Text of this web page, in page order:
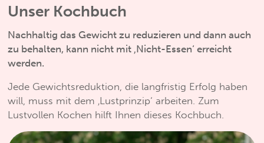
Unser Kochbuch
Nachhaltig das Gewicht zu reduzieren und dann auch
zu behalten, kann nicht mit ‚Nicht-Essen‘ erreicht
werden.
Jede Gewichtsreduktion, die langfristig Erfolg haben
will, muss mit dem ‚Lustprinzip‘ arbeiten. Zum
Lustvollen Kochen hilft Ihnen dieses Kochbuch.